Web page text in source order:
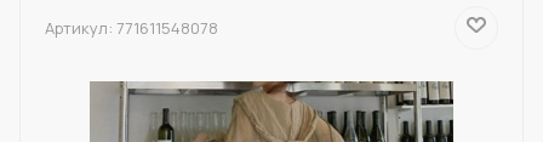
Артикул: 771611548078